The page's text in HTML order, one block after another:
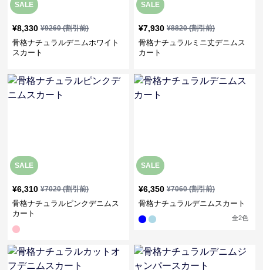
SALE
¥8,330 ¥9260(割引前)
骨格ナチュラルデニムホワイト
スカート
SALE
¥7,930 ¥8820(割引前)
骨格ナチュラルミニ丈デニムス
カート
SALE
¥6,310 ¥7020(割引前)
骨格ナチュラルピンクデニムス
カート
SALE
¥6,350 ¥7060(割引前)
骨格ナチュラルデニムスカート
全2色